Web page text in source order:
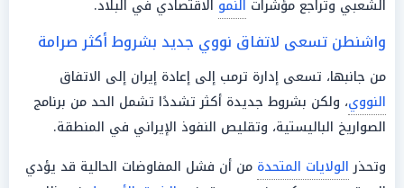
الشعبي وتراجع مؤشرات النمو الاقتصادي في البلاد.
واشنطن تسعى لاتفاق نووي جديد بشروط أكثر صرامة
من جانبها، تسعى إدارة ترمب إلى إعادة إيران إلى الاتفاق
النووي، ولكن بشروط جديدة أكثر تشددًا تشمل الحد من برنامج
الصواريخ الباليستية، وتقليص النفوذ الإيراني في المنطقة.
وتحذرالولايات المتحدة من أن فشل المفاوضات الحالية قد يؤدي